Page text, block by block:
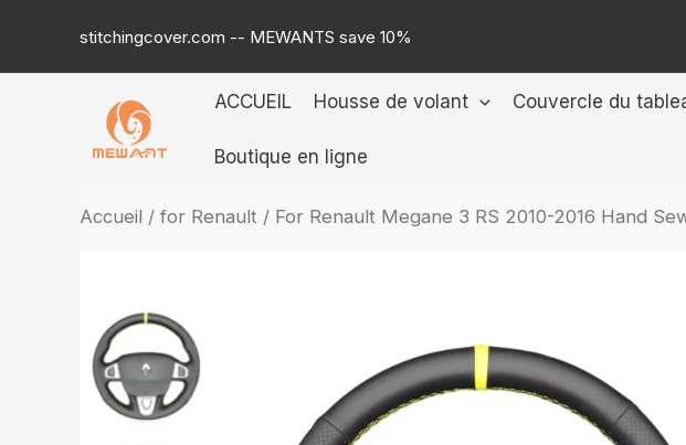
content
stitchingcover.com -- MEWANTS save 10%
ACCUEIL Housse de volant Couvercle du
Boutique en ligne
Accueil / for Renault / For Renault Megane 3 RS 2010-2016 Hand